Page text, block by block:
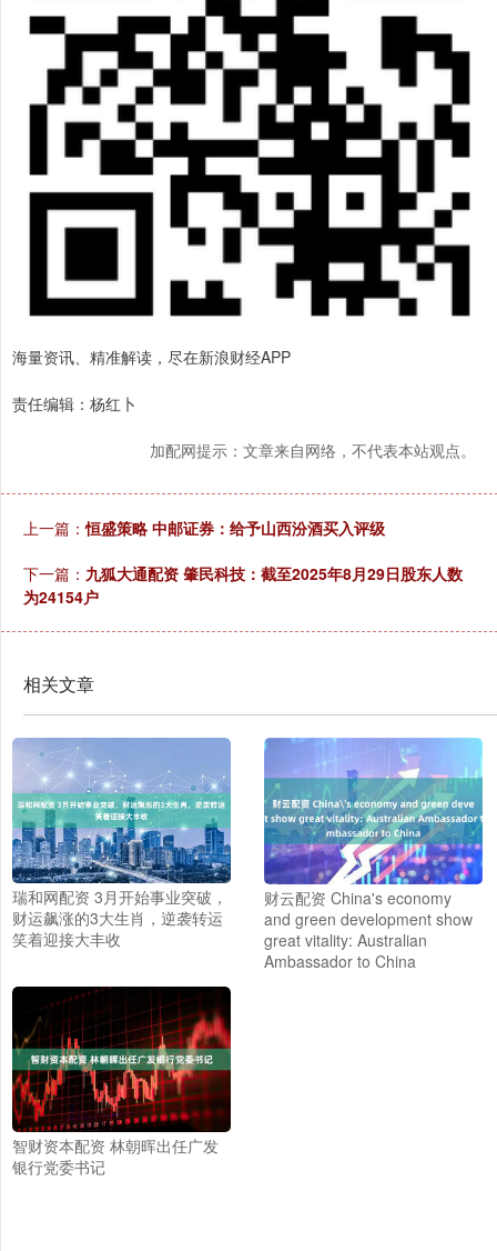
海量资讯、精准解读，尽在新浪财经APP
责任编辑：杨红卜
加配网提示：文章来自网络，不代表本站观点。
上一篇：恒盛策略 中邮证券：给予山西汾酒买入评级
下一篇： 九狐大通配资 肇民科技：截至2025年8月29日股东人数
为24154户
相关文章
瑞和网配资 3月开始事业突破，
财运飙涨的3大生肖，逆袭转运
笑着迎接大丰收
财云配资 China's economy
and green development show
great vitality: Australian
Ambassador to China
智财资本配资 林朝晖出任广发
银行党委书记